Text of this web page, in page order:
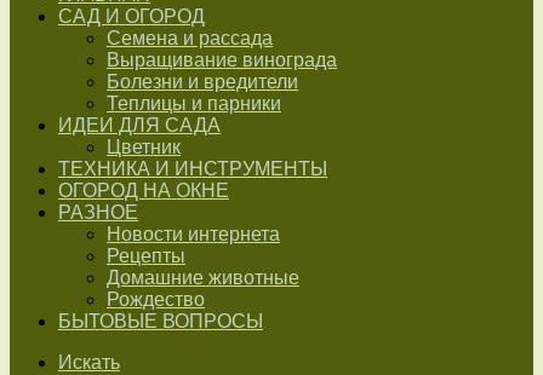
САД И ОГОРОД
Семена и рассада
Выращивание винограда
Болезни и вредители
Теплицы и парники
ИДЕИ ДЛЯ САДА
Цветник
ТЕХНИКА И ИНСТРУМЕНТЫ
ОГОРОД НА ОКНЕ
РАЗНОЕ
Новости интернета
Рецепты
Домашние животные
Рождество
БЫТОВЫЕ ВОПРОСЫ
Искать